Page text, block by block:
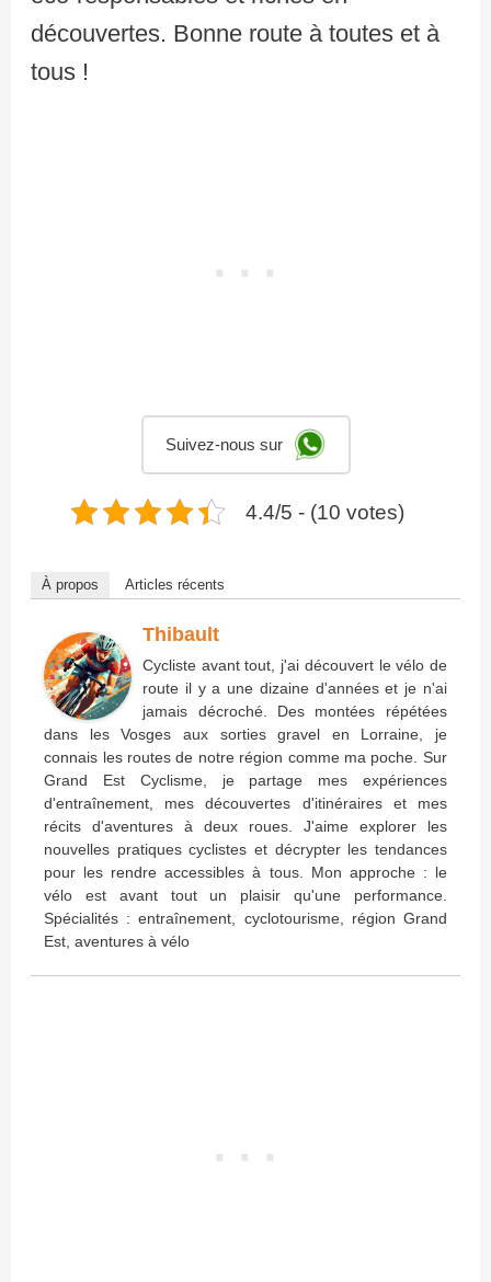
découvertes. Bonne route à toutes et à
tous !
Suivez-nous sur
4.4/5 - (10 votes)
À propos Articles récents
Thibault
Cycliste avant tout, j'ai découvert le vélo de
route il y a une dizaine d'années et je n'ai
jamais décroché. Des montées répétées
dans les Vosges aux sorties gravel en Lorraine, je
connais les routes de notre région comme ma poche. Sur
Grand Est Cyclisme, je partage mes expériences
d'entraînement, mes découvertes d'itinéraires et mes
récits d'aventures à deux roues. J'aime explorer les
nouvelles pratiques cyclistes et décrypter les tendances
pour les rendre accessibles à tous. Mon approche : le
vélo est avant tout un plaisir qu'une performance.
Spécialités : entraînement, cyclotourisme, région Grand
Est, aventures à vélo